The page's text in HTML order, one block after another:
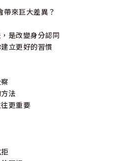
家）、溫美玉（知名作家／全臺
趴」創辦人）、宋怡慧（知名作
創業社團「HomeCEO」創辦
「放棄22K，蹦跳新加坡」版
作家、主持人）、黃大米（職場
紀智庫創辦人）、鄭國威（泛
帶來巨大差異？
是改變身分認同
立更好的習慣
法
更重要